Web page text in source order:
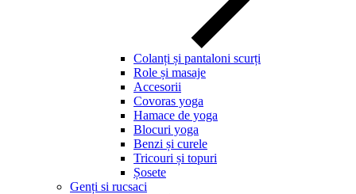
Colanți și pantaloni scurți
Role și masaje
Accesorii
Covoras yoga
Hamace de yoga
Blocuri yoga
Benzi și curele
Tricouri și topuri
Șosete
Genți si rucsaci